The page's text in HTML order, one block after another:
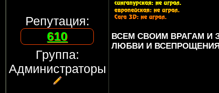
Репутация:
610
Группа:
Администраторы
ВСЕМ СВОИМ ВРАГАМ
ЛЮБВИ И